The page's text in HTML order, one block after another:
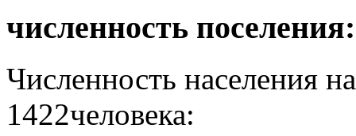
численность поселения:
Численность населения
1422человека: